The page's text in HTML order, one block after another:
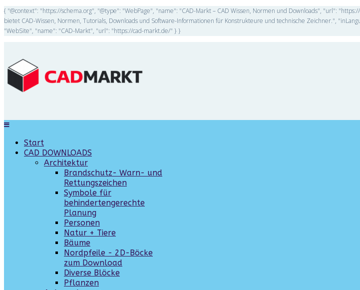
{ "@context": "https://schema.org", "@type": "WebPage", "name": "CAD-Markt – CAD Wissen, Normen und Downloads", "url":
bietet CAD-Wissen, Normen, Tutorials, Downloads und Software-Informationen für Konstrukteure und technische Zeichner.",
"WebSite", "name": "CAD-Markt", "url": "https://cad-markt.de/" } }
Start
CAD DOWNLOADS
Architektur
Brandschutz- Warn- und
Rettungszeichen
Symbole für
behindertengerechte
Planung
Personen
Natur + Tiere
Bäume
Nordpfeile - 2D-Böcke
zum Download
Diverse Blöcke
Pflanzen